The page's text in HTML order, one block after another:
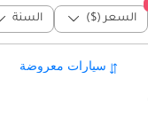
السعر ($) السنة